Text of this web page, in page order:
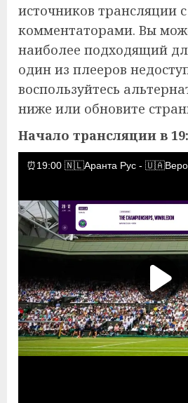
источников трансляции
комментаторами. Вы
наиболее подходящий
один из плееров
воспользуйтесь
ниже или обновите
Начало трансляции в